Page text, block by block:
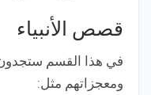
قصص الأنبياء
في هذا القسم ستجدون
ومعجزاتهم مثل: